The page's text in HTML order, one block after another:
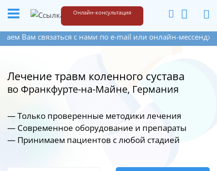
+49 173 6609187 Написать
Онлайн-консультация
связаться с нами по e-mail или онлайн-мессенджера
Лечение травм коленного сустава
во Франкфурте-на-Майне, Германия
— Только проверенные методики лечения
— Современное оборудование и препараты
— Принимаем пациентов с любой стадией